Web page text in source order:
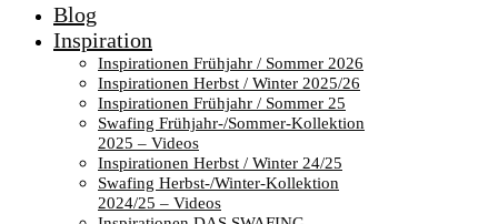
Blog
Inspiration
Inspirationen Frühjahr / Sommer 2026
Inspirationen Herbst / Winter 2025/26
Inspirationen Frühjahr / Sommer 25
Swafing Frühjahr-/Sommer-Kollektion
2025 – Videos
Inspirationen Herbst / Winter 24/25
Swafing Herbst-/Winter-Kollektion
2024/25 – Videos